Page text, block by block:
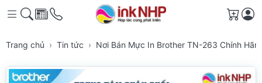
Giỏ
Trang chủ Tin tức Nơi Bán Mực In Brother TN-263 Chính